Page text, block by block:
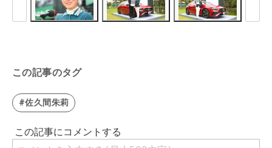
この記事のタグ
#佐久間朱莉